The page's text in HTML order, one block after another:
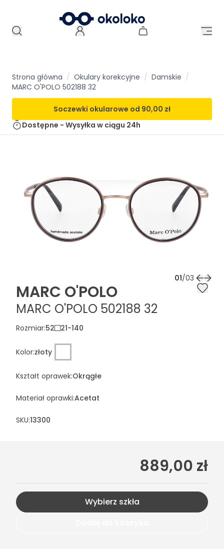
Strona główna / Okulary korekcyjne / Damskie /
MARC O'POLO 502188 32
Soczewki okularowe od 90,00 zł
Dostępne - Wysyłka w ciągu 24h
01/03
MARC O'POLO
MARC O'POLO 502188 32
Rozmiar:52 21-140
Kolor:złoty
Kształt oprawek:Okrągłe
Materiał oprawki:Acetat
SKU:13300
889,00 zł
Wybierz szkła